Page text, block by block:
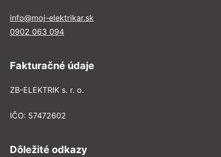
info@moj-elektrikar.sk
0902 063 094
Fakturačné údaje
ZB-ELEKTRIK s. r. o.
IČO: 57472602
Dôležité odkazy